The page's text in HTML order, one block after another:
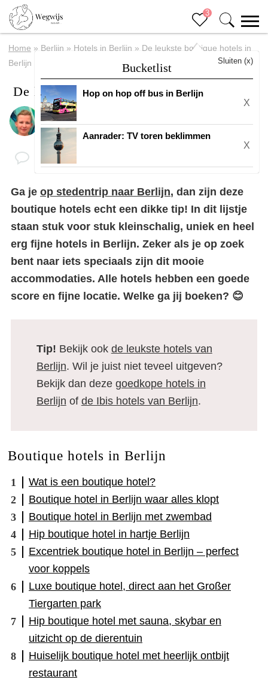
3
Bucketlist
Sluiten (x)
Hop on hop off bus in Berlijn
X
Aanrader: TV toren beklimmen
X
Home » Berlijn » Hotels in Berlijn » De leukste boutique hotels in
Berlijn
De leukste boutique hotels in Berlijn
DoorMargreth
Ga je op stedentrip naar Berlijn, dan zijn deze
boutique hotels echt een dikke tip! In dit lijstje
staan stuk voor stuk kleinschalig, uniek en heel
erg fijne hotels in Berlijn. Zeker als je op zoek
bent naar iets speciaals zijn dit mooie
accommodaties. Alle hotels hebben een goede
score en fijne locatie. Welke ga jij boeken? 😊
Tip! Bekijk ook de leukste hotels van
Berlijn. Wil je juist niet teveel uitgeven?
Bekijk dan deze goedkope hotels in
Berlijn of de Ibis hotels van Berlijn.
Boutique hotels in Berlijn
Wat is een boutique hotel?
Boutique hotel in Berlijn waar alles klopt
Boutique hotel in Berlijn met zwembad
Hip boutique hotel in hartje Berlijn
Excentriek boutique hotel in Berlijn – perfect
voor koppels
Luxe boutique hotel, direct aan het Großer
Tiergarten park
Hip boutique hotel met sauna, skybar en
uitzicht op de dierentuin
Huiselijk boutique hotel met heerlijk ontbijt
restaurant